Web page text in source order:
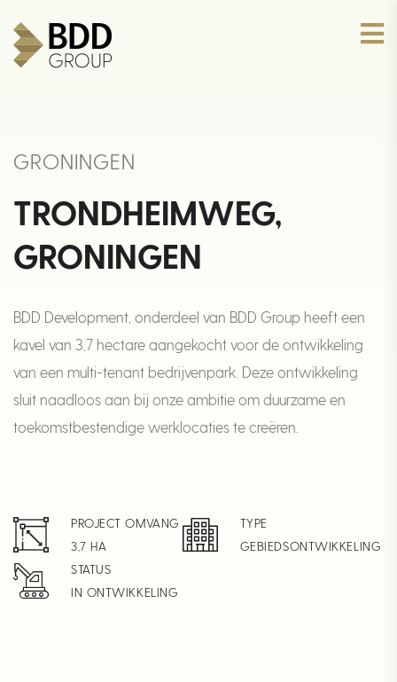
GRONINGEN
TRONDHEIMWEG,
GRONINGEN
BDD Development, onderdeel van BDD Group heeft een
kavel van 3,7 hectare aangekocht voor de ontwikkeling
van een multi-tenant bedrijvenpark. Deze ontwikkeling
sluit naadloos aan bij onze ambitie om duurzame en
toekomstbestendige werklocaties te creëren.
PROJECT OMVANG
3,7 HA
TYPE
GEBIEDSONTWIKKELING
STATUS
IN ONTWIKKELING